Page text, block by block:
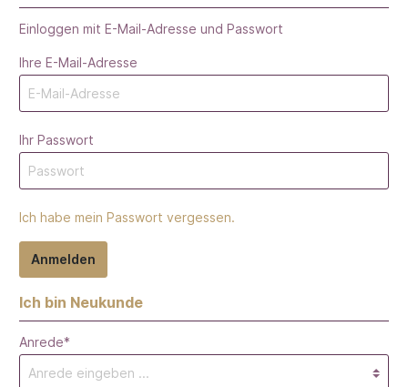
Einloggen mit E-Mail-Adresse und Passwort
Ihre E-Mail-Adresse
Ihr Passwort
Ich habe mein Passwort vergessen.
Anmelden
Ich bin Neukunde
Anrede*